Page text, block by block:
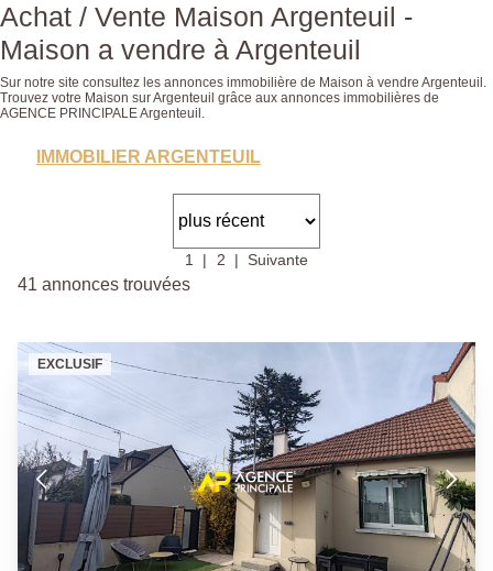
Achat / Vente Maison Argenteuil -
Maison a vendre à Argenteuil
Sur notre site consultez les annonces immobilière de Maison à vendre Argenteuil.
Trouvez votre Maison sur Argenteuil grâce aux annonces immobilières de
AGENCE PRINCIPALE Argenteuil.
IMMOBILIER ARGENTEUIL
1 2 Suivante
41 annonces trouvées
EXCLUSIF